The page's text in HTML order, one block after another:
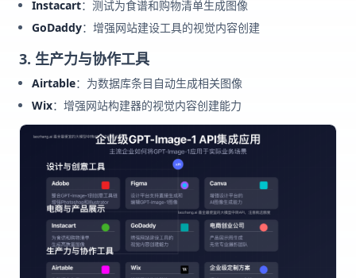
Instacart：测试为食谱和购物清单生成图像
GoDaddy：增强网站建设工具的视觉内容创建
3. 生产力与协作工具
Airtable：为数据库条目自动生成相关图像
Wix：增强网站构建器的视觉内容创建能力